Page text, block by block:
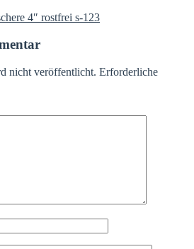
4″ rostfrei s-123
nicht veröffentlicht. Erforderliche